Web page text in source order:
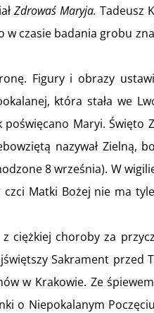
Zdrowaś Maryja. Tadeusz
w czasie badania grobu
Figury i obrazy
która stała we
Maryi. Święto
nazywał Zielną,
8 września). W
Matki Bożej nie ma
ciężkiej choroby za
Sakrament przed
w Krakowie. Ze
o Niepokalanym